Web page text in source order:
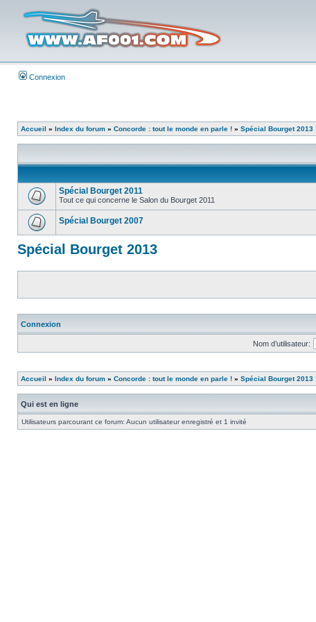
Connexion
Accueil » Index du forum » Concorde : tout le monde en parle ! » Spécial Bourget 2013
Spécial Bourget 2011
Tout ce qui concerne le Salon du Bourget 2011
Spécial Bourget 2007
Spécial Bourget 2013
Connexion
Nom d’utilisateur:
Accueil » Index du forum » Concorde : tout le monde en parle ! » Spécial Bourget 2013
Qui est en ligne
Utilisateurs parcourant ce forum: Aucun utilisateur enregistré et 1 invité